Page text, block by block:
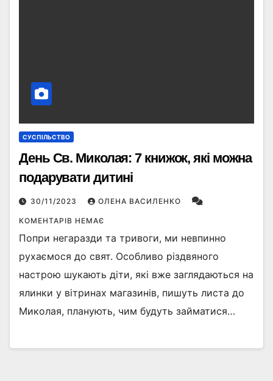
СУСПІЛЬСТВО
День Св. Миколая: 7 книжок, які можна
подарувати дитині
30/11/2023 ОЛЕНА ВАСИЛЕНКО
КОМЕНТАРІВ НЕМАЄ
Попри негаразди та тривоги, ми невпинно
рухаємося до свят. Особливо різдвяного
настрою шукають діти, які вже заглядаються на
ялинки у вітринах магазинів, пишуть листа до
Миколая, планують, чим будуть займатися…